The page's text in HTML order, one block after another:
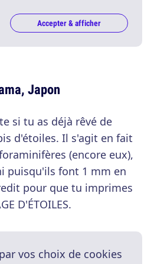
Accepter & afficher
Japon
si tu as déjà rêvé de
d'étoiles. Il s'agit en fait
(encore eux),
puisqu'ils font 1 mm en
pour que tu imprimes
D'ÉTOILES.
vos choix de cookies